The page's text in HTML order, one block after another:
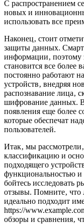
С распространением
новых и
использовать все
Наконец‚ стоит
защиты данных.
информации‚ поэтому
становится все более
постоянно работают
устройств‚ внедряя
распознавание лица‚
шифрование данных.
появления еще более
которые обеспечат
пользователей.
Итак‚ мы
классификацию и
подходящего
функциональностью
бойтесь исследовать
отзывы. Помните‚ что
идеально подходит
https://
обзоры и сравнения‚